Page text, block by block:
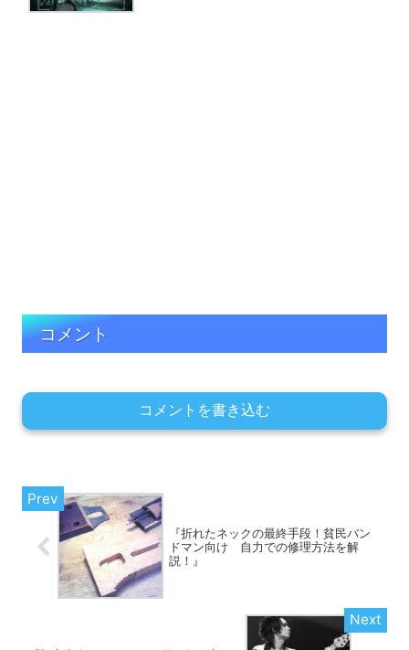
コメント
コメントを書き込む
『折れたネックの最終手段！貧民バン
ドマン向け 自力での修理方法を解
説！』